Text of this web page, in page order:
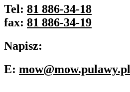
Tel: 81 886-34-18
fax: 81 886-34-19
Napisz:
E: mow@mow.pulawy.pl